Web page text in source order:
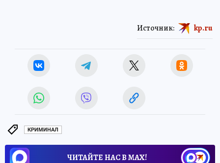
Источник: kp.ru
КРИМИНАЛ
ЧИТАЙТЕ НАС В МАХ!